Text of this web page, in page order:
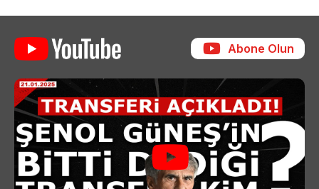
Abone Olun